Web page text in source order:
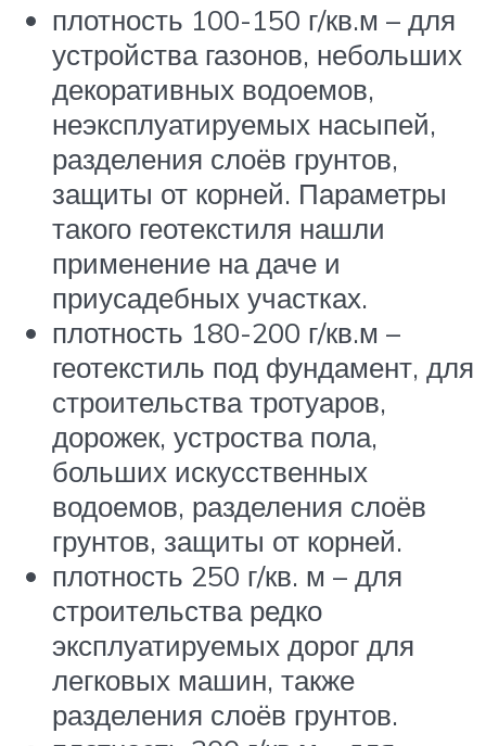
плотность 100-150 г/кв.м – для
устройства газонов, небольших
декоративных водоемов,
неэксплуатируемых насыпей,
разделения слоёв грунтов,
защиты от корней. Параметры
такого геотекстиля нашли
применение на даче и
приусадебных участках.
плотность 180-200 г/кв.м –
геотекстиль под фундамент, для
строительства тротуаров,
дорожек, устроства пола,
больших искусственных
водоемов, разделения слоёв
грунтов, защиты от корней.
плотность 250 г/кв. м – для
строительства редко
эксплуатируемых дорог для
легковых машин, также
разделения слоёв грунтов.